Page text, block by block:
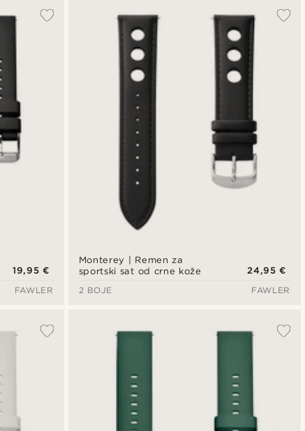
19,95 €
FAWLER
Monterey | Remen za
sportski sat od crne kože
24,95 €
2 BOJE
FAWLER